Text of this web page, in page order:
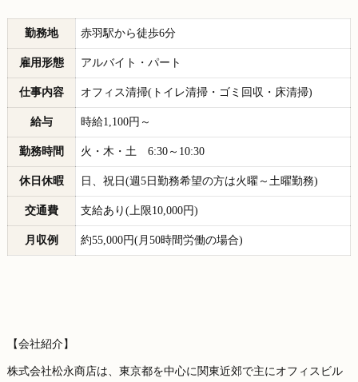
勤務地 赤羽駅から徒歩6分
雇用形態 アルバイト・パート
仕事内容 オフィス清掃(トイレ清掃・ゴミ回収・床清掃)
給与 時給1,100円～
勤務時間 火・木・土 6:30～10:30
休日休暇 日、祝日(週5日勤務希望の方は火曜～土曜勤務)
交通費 支給あり(上限10,000円)
月収例 約55,000円(月50時間労働の場合)
【会社紹介】
株式会社松永商店は、東京都を中心に関東近郊で主にオフィスビル